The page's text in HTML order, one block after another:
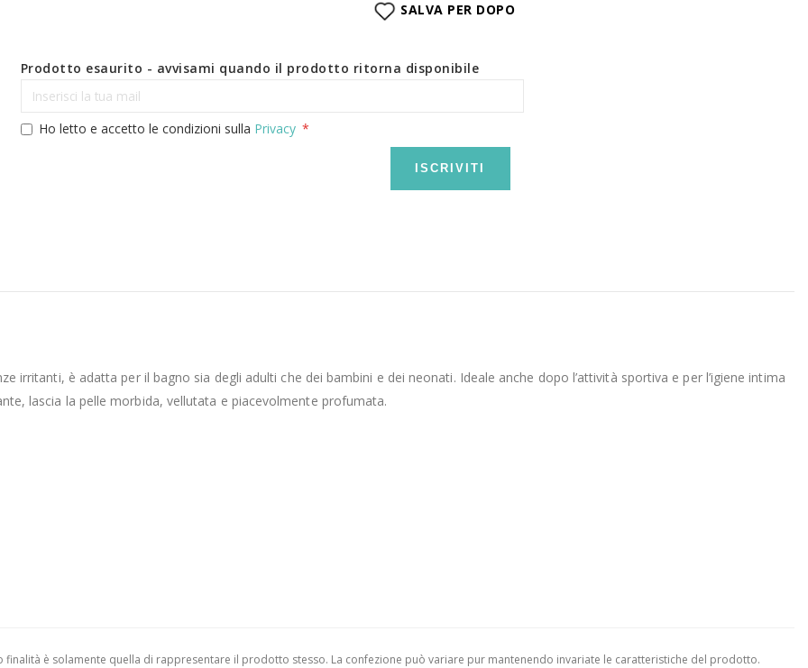
SALVA PER DOPO
Prodotto esaurito - avvisami quando il prodotto ritorna disponibile
Ho letto e accetto le condizioni sulla Privacy
ISCRIVITI
irritanti, è adatta per il bagno sia degli adulti che dei bambini e dei neonati. Ideale anche dopo l’attività sportiva e per l’igiene intima
lascia la pelle morbida, vellutata e piacevolmente profumata.
è solamente quella di rappresentare il prodotto stesso. La confezione può variare pur mantenendo invariate le caratteristiche del prodotto.